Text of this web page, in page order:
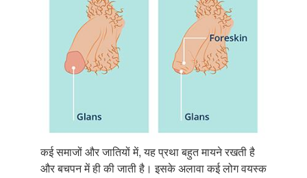
कई समाजों और जातियों में, यह प्रथा बहुत मायने रखती है
और बचपन में ही की जाती है। इसके अलावा कई लोग वयस्क